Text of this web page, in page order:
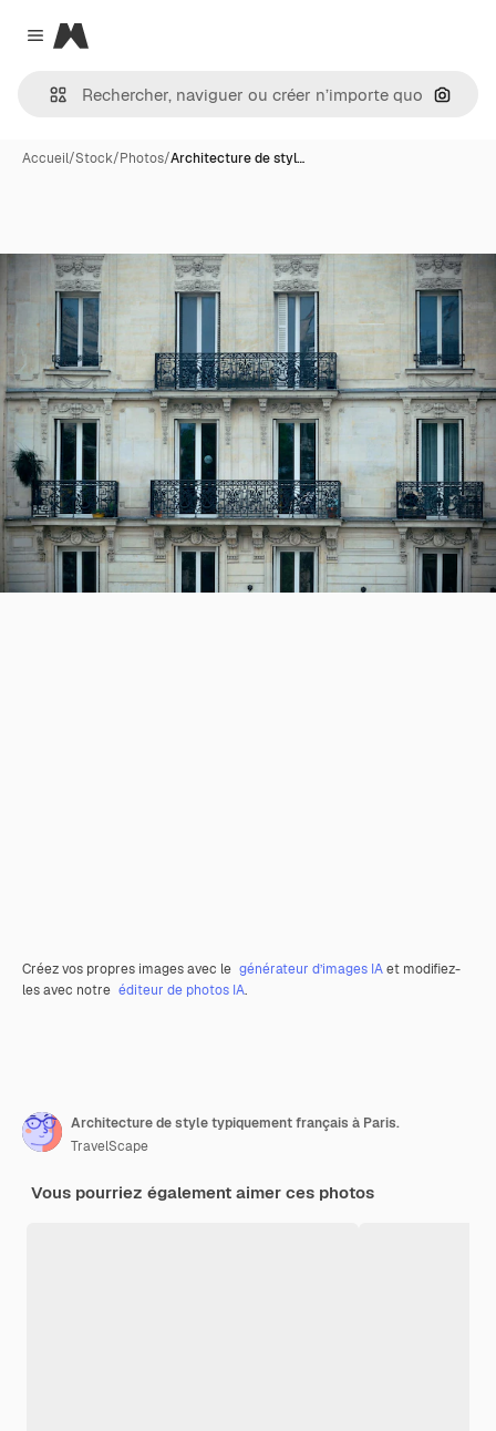
Close menu
Magnific
Accueil/Stock/Photos/Architecture de styl…
Créez vos propres images avec le générateur d’images IAet modifiez-
les avec notre éditeur de photos IA.
Architecture de style typiquement français à Paris.
TravelScape
Vous pourriez également aimer ces photos